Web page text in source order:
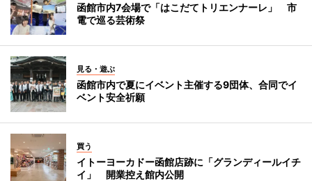
函館市内7会場で「はこだてトリエンナーレ」 市
電で巡る芸術祭
見る・遊ぶ
函館市内で夏にイベント主催する9団体、合同でイ
ベント安全祈願
買う
イトーヨーカドー函館店跡に「グランディールイチ
イ」 開業控え館内公開